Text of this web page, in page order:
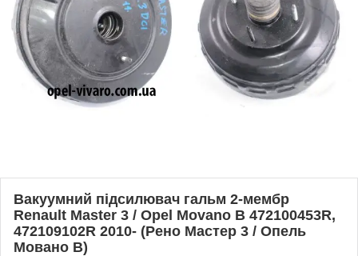
Вакуумний підсилювач гальм 2-мембр
Renault Master 3 / Opel Movano B 472100453R,
472109102R 2010- (Рено Мастер 3 / Опель
Мовано B)